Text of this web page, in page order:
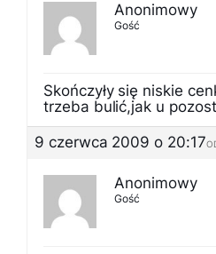
Anonimowy
Gość
Skończyły się niskie
trzeba bulić,jak u
9 czerwca 2009 o 20:17
Anonimowy
Gość